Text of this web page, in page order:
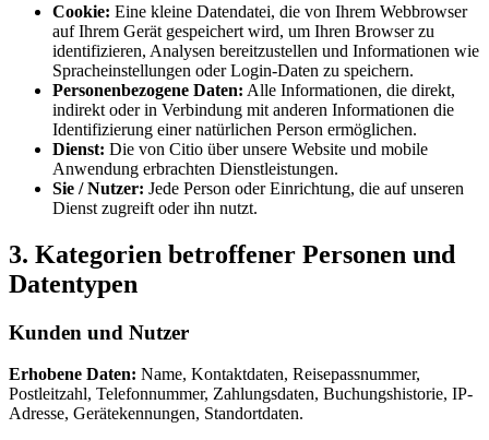
Cookie: Eine kleine Datendatei, die von Ihrem Webbrowser
auf Ihrem Gerät gespeichert wird, um Ihren Browser zu
identifizieren, Analysen bereitzustellen und Informationen wie
Spracheinstellungen oder Login-Daten zu speichern.
Personenbezogene Daten: Alle Informationen, die direkt,
indirekt oder in Verbindung mit anderen Informationen die
Identifizierung einer natürlichen Person ermöglichen.
Dienst: Die von Citio über unsere Website und mobile
Anwendung erbrachten Dienstleistungen.
Sie / Nutzer: Jede Person oder Einrichtung, die auf unseren
Dienst zugreift oder ihn nutzt.
3. Kategorien betroffener Personen und
Datentypen
Kunden und Nutzer
Erhobene Daten: Name, Kontaktdaten, Reisepassnummer,
Postleitzahl, Telefonnummer, Zahlungsdaten, Buchungshistorie, IP-
Adresse, Gerätekennungen, Standortdaten.